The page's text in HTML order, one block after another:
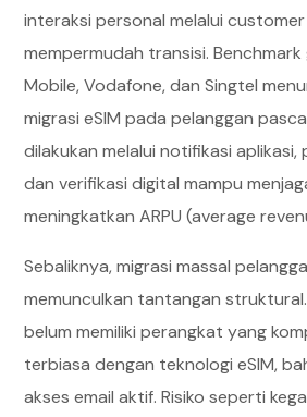
interaksi personal melalui
mempermudah transisi.
Mobile, Vodafone, dan Singtel
migrasi eSIM pada pelanggan
dilakukan melalui notifikasi
dan verifikasi digital mampu
meningkatkan ARPU (average
Sebaliknya, migrasi massal
memunculkan tantangan
belum memiliki perangkat yang
terbiasa dengan teknologi eSIM,
akses email aktif. Risiko seperti